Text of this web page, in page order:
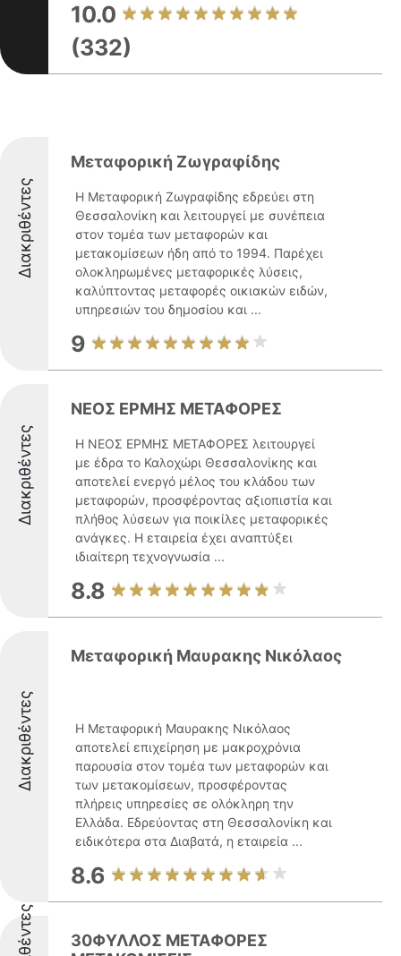
10.0
(332)
Διακριθέντες
Μεταφορική Ζωγραφίδης
Η Μεταφορική Ζωγραφίδης εδρεύει στη
Θεσσαλονίκη και λειτουργεί με συνέπεια
στον τομέα των μεταφορών και
μετακομίσεων ήδη από το 1994. Παρέχει
ολοκληρωμένες μεταφορικές λύσεις,
καλύπτοντας μεταφορές οικιακών ειδών,
υπηρεσιών του δημοσίου και ...
9
Διακριθέντες
ΝΕΟΣ ΕΡΜΗΣ ΜΕΤΑΦΟΡΕΣ
Η ΝΕΟΣ ΕΡΜΗΣ ΜΕΤΑΦΟΡΕΣ λειτουργεί
με έδρα το Καλοχώρι Θεσσαλονίκης και
αποτελεί ενεργό μέλος του κλάδου των
μεταφορών, προσφέροντας αξιοπιστία και
πλήθος λύσεων για ποικίλες μεταφορικές
ανάγκες. Η εταιρεία έχει αναπτύξει
ιδιαίτερη τεχνογνωσία ...
8.8
Διακριθέντες
Μεταφορική Μαυρακης Νικόλαος
Η Μεταφορική Μαυρακης Νικόλαος
αποτελεί επιχείρηση με μακροχρόνια
παρουσία στον τομέα των μεταφορών και
των μετακομίσεων, προσφέροντας
πλήρεις υπηρεσίες σε ολόκληρη την
Ελλάδα. Εδρεύοντας στη Θεσσαλονίκη και
ειδικότερα στα Διαβατά, η εταιρεία ...
8.6
30ΦΥΛΛΟΣ ΜΕΤΑΦΟΡΕΣ